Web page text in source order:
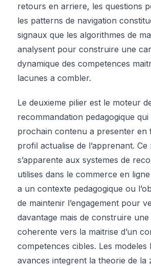
retours en arriere, les questions
les patterns de navigation
signaux que les algorithmes de
analysent pour construire une
dynamique des competences
lacunes a combler.
Le deuxieme pilier est le moteur
recommandation pedagogique
prochain contenu a presenter en
profil actualise de l’apprenant.
s’apparente aux systemes de
utilises dans le commerce en
a un contexte pedagogique ou
de maintenir l’engagement pour
davantage mais de construire
coherente vers la maitrise d’un
competences cibles. Les modeles
avances integrent la theorie de la